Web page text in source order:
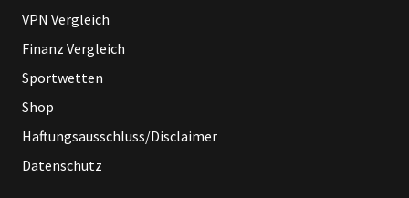
VPN Vergleich
Finanz Vergleich
Sportwetten
Shop
Haftungsausschluss/Disclaimer
Datenschutz